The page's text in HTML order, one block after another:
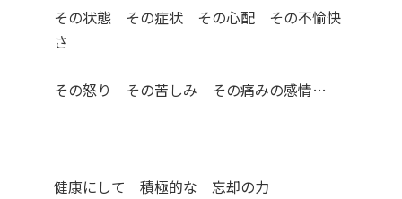
その状態 その症状 その心配 その不愉快
さ
その怒り その苦しみ その痛みの感情…
健康にして 積極的な 忘却の力